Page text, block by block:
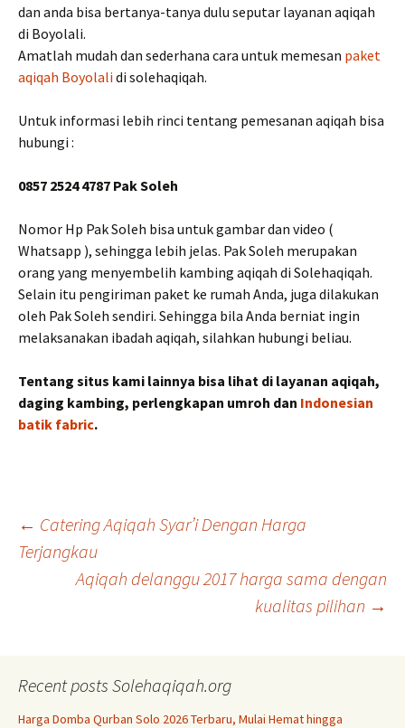
dan anda bisa bertanya-tanya dulu seputar layanan aqiqah
di Boyolali.
Amatlah mudah dan sederhana cara untuk memesan paket
aqiqah Boyolalidi solehaqiqah.
Untuk informasi lebih rinci tentang pemesanan aqiqah bisa
hubungi :
0857 2524 4787 Pak Soleh
Nomor Hp Pak Soleh bisa untuk gambar dan video (
Whatsapp ), sehingga lebih jelas. Pak Soleh merupakan
orang yang menyembelih kambing aqiqah di Solehaqiqah.
Selain itu pengiriman paket ke rumah Anda, juga dilakukan
oleh Pak Soleh sendiri. Sehingga bila Anda berniat ingin
melaksanakan ibadah aqiqah, silahkan hubungi beliau.
Tentang situs kami lainnya bisa lihat di layanan aqiqah,
daging kambing, perlengkapan umroh dan Indonesian
batik fabric.
Post
navigation
← Catering Aqiqah Syar’i Dengan Harga
Terjangkau
Aqiqah delanggu 2017 harga sama dengan
kualitas pilihan →
Recent posts Solehaqiqah.org
Harga Domba Qurban Solo 2026 Terbaru, Mulai Hemat hingga